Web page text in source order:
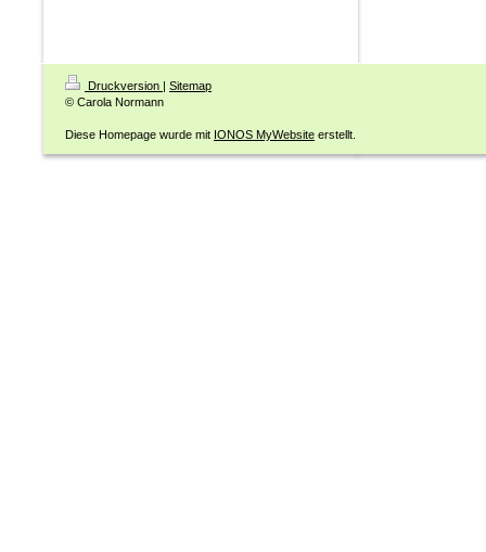
Druckversion | Sitemap
© Carola Normann
Diese Homepage wurde mit IONOS MyWebsite erstellt.